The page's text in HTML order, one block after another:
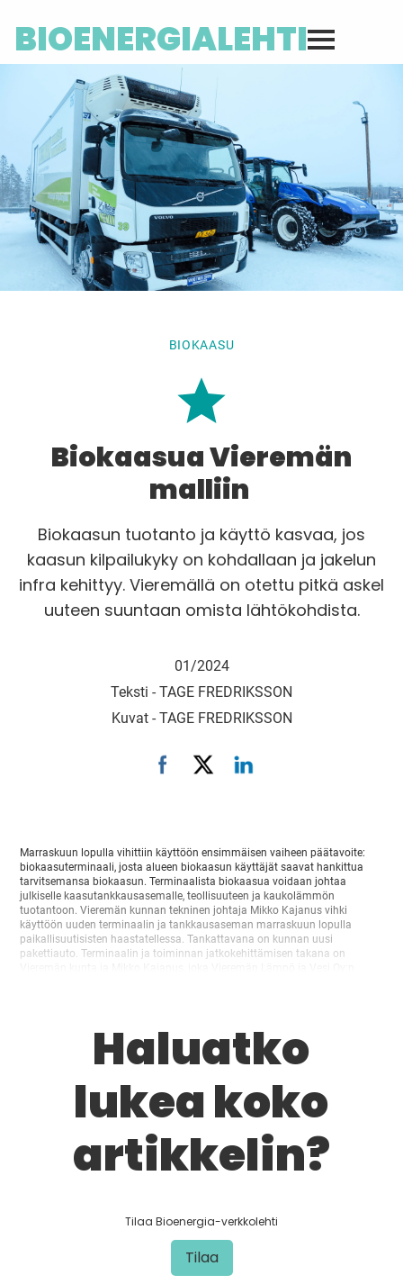
BIOENERGIALEHTI
BIOKAASU
Biokaasua Vieremän
malliin
Biokaasun tuotanto ja käyttö kasvaa, jos
kaasun kilpailukyky on kohdallaan ja jakelun
infra kehittyy. Vieremällä on otettu pitkä askel
uuteen suuntaan omista lähtökohdista.
01/2024
Teksti - TAGE FREDRIKSSON
Kuvat - TAGE FREDRIKSSON
Marraskuun lopulla vihittiin käyttöön ensimmäisen vaiheen päätavoite:
biokaasuterminaali, josta alueen biokaasun käyttäjät saavat hankittua
tarvitsemansa biokaasun. Terminaalista biokaasua voidaan johtaa
julkiselle kaasutankkausasemalle, teollisuuteen ja kaukolämmön
tuotantoon. Vieremän kunnan tekninen johtaja Mikko Kajanus vihki
käyttöön uuden terminaalin ja tankkausaseman marraskuun lopulla
paikallisuutisisten haastatellessa. Tankattavana on kunnan uusi
pakettiauto. Terminaalin ja toiminnan jatkokehittämisen takana on
Haluatko
lukea koko
artikkelin?
Tilaa Bioenergia-verkkolehti
Tilaa